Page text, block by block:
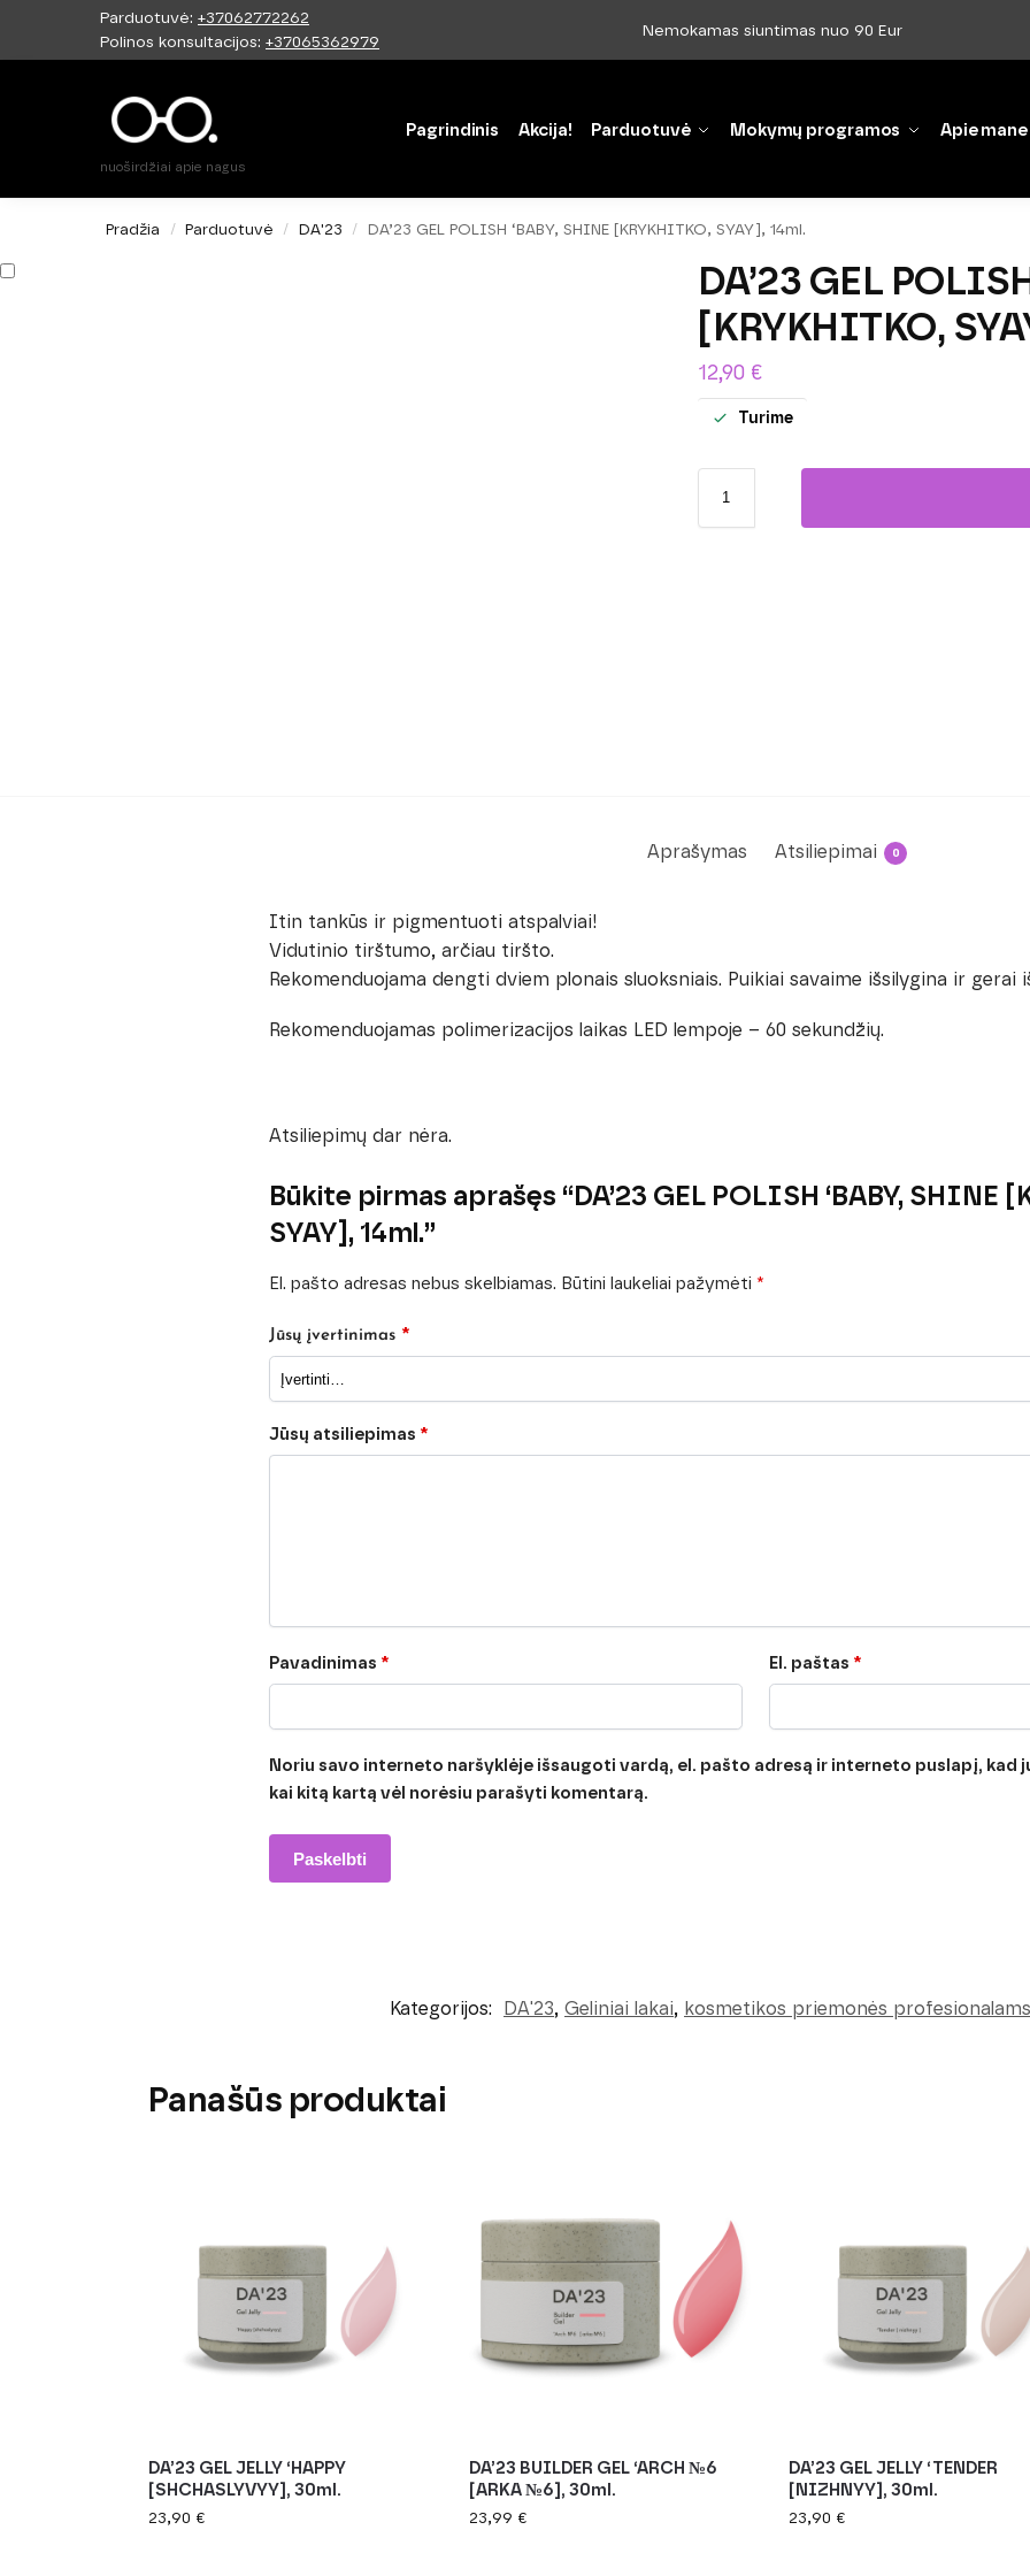
Parduotuvė: +37062772262
Polinos konsultacijos: +37065362979
Nemokamas siuntimas nuo 90 Eur
nuoširdžiai apie nagus
Pagrindinis Akcija! Parduotuvė Mokymų programos Apie mane
Paieška
Pradžia / Parduotuvė / DA'23 / DA’23 GEL POLISH ‘BABY, SHINE [KRYKHITKO, SYAY], 14ml.
DA’23 GEL
[KRYKHITKO,
12,90 €
Turime
Aprašymas Atsiliepimai 0
Itin tankūs ir pigmentuoti atspalviai!
Vidutinio tirštumo, arčiau tiršto.
Rekomenduojama dengti dviem plonais sluoksniais. Puikiai savaime išsilygina ir gerai
Rekomenduojamas polimerizacijos laikas LED lempoje – 60 sekundžių.
Atsiliepimų dar nėra.
Būkite pirmas aprašęs “DA’23 GEL POLISH ‘BABY, SHINE
SYAY], 14ml.”
El. pašto adresas nebus skelbiamas. Būtini laukeliai pažymėti *
Jūsų įvertinimas *
Jūsų atsiliepimas *
Pavadinimas * El. paštas *
Noriu savo interneto naršyklėje išsaugoti vardą, el. pašto adresą ir interneto puslapį, kad
kai kitą kartą vėl norėsiu parašyti komentarą.
Kategorijos: DA'23, Geliniai lakai, kosmetikos priemonės profesionalams
Panašūs produktai
DA’23 GEL JELLY ‘HAPPY
[SHCHASLYVYY], 30ml.
23,90 €
DA’23 BUILDER GEL ‘ARCH №6
[ARKA №6], 30ml.
23,99 €
DA’23 GEL JELLY ‘TENDER
[NIZHNYY], 30ml.
23,90 €